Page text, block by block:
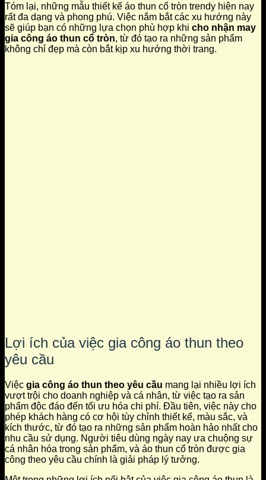
Tóm lại, những mẫu thiết kế áo thun cổ tròn trendy hiện nay
rất đa dạng và phong phú. Việc nắm bắt các xu hướng này
sẽ giúp bạn có những lựa chọn phù hợp khi cho nhận may
gia công áo thun cổ tròn, từ đó tạo ra những sản phẩm
không chỉ đẹp mà còn bắt kịp xu hướng thời trang.
Lợi ích của việc gia công áo thun theo
yêu cầu
Việc gia công áo thun theo yêu cầu mang lại nhiều lợi ích
vượt trội cho doanh nghiệp và cá nhân, từ việc tạo ra sản
phẩm độc đáo đến tối ưu hóa chi phí. Đầu tiên, việc này cho
phép khách hàng có cơ hội tùy chỉnh thiết kế, màu sắc, và
kích thước, từ đó tạo ra những sản phẩm hoàn hảo nhất cho
nhu cầu sử dụng. Người tiêu dùng ngày nay ưa chuộng sự
cá nhân hóa trong sản phẩm, và áo thun cổ tròn được gia
công theo yêu cầu chính là giải pháp lý tưởng.